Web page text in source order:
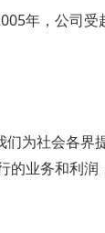
年，公司受
们为社会各界
的业务和利润